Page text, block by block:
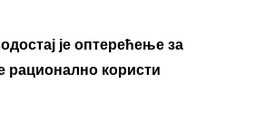
је оптерећење за
рационално користи